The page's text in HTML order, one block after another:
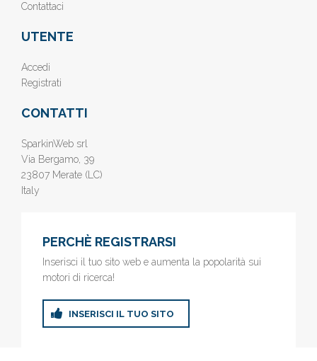
Contattaci
UTENTE
Accedi
Registrati
CONTATTI
SparkinWeb srl
Via Bergamo, 39
23807 Merate (LC)
Italy
PERCHÈ REGISTRARSI
Inserisci il tuo sito web e aumenta la popolarità sui
motori di ricerca!
INSERISCI IL TUO SITO